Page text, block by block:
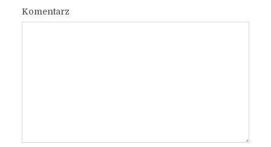
Komentarz